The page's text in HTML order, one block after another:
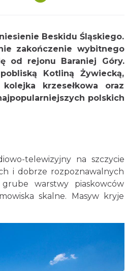
Beskidu Śląskiego.
zakończenie wybitnego
od rejonu Baraniej Góry.
Kotliną Żywiecką,
krzesełkowa oraz
polskich
telewizyjny na szczycie
i dobrze rozpoznawalnych
warstwy piaskowców
skalne. Masyw kryje